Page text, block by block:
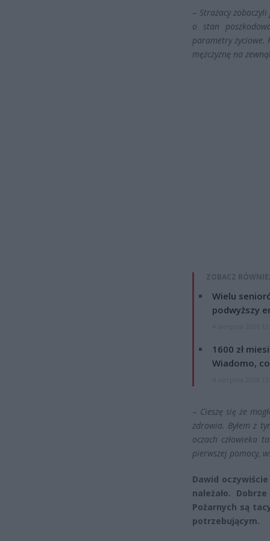
– Strażacy
o stan
parametry życiowe.
mężczyznę na
ZOBACZ
Wielu
podwyższy
1600 zł
Wiadomo,
– Cieszę się że
zdrowia. Byłem z
oczach człowieka
pierwszej pomocy,
Dawid
należało.
Pożarnych są
potrzebującym.